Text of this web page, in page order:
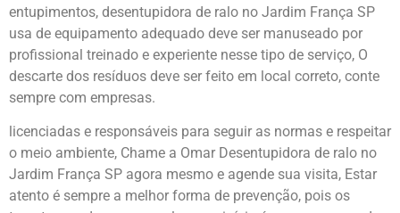
entupimentos, desentupidora de ralo no Jardim França SP
usa de equipamento adequado deve ser manuseado por
profissional treinado e experiente nesse tipo de serviço, O
descarte dos resíduos deve ser feito em local correto, conte
sempre com empresas.
licenciadas e responsáveis para seguir as normas e respeitar
o meio ambiente, Chame a Omar Desentupidora de ralo no
Jardim França SP agora mesmo e agende sua visita, Estar
atento é sempre a melhor forma de prevenção, pois os